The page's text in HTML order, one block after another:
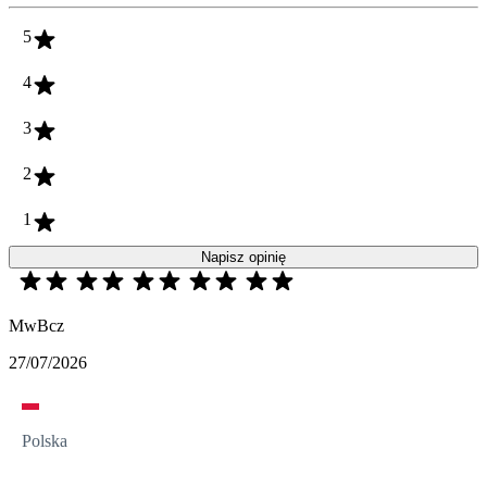
5
4
3
2
1
Napisz opinię
MwBcz
27/07/2026
Polska